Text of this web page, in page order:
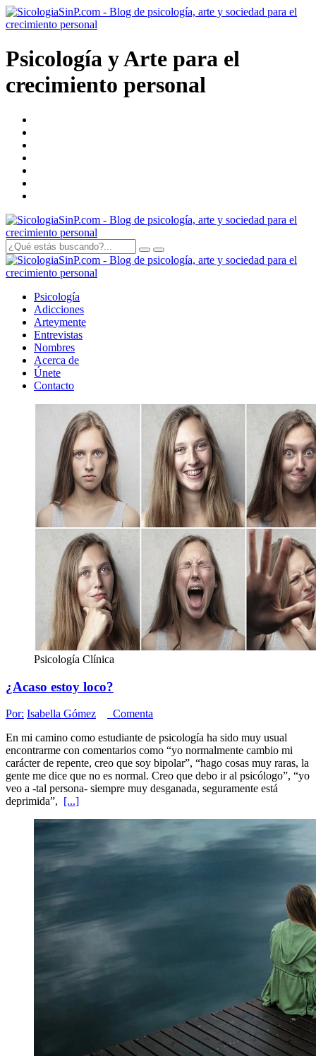
Psicología y Arte para el
crecimiento personal
Psicología
Adicciones
Arteymente
Entrevistas
Nombres
Acerca de
Únete
Contacto
Psicología Clínica
¿Acaso estoy loco?
Por: Isabella Gómez
Comenta
En mi camino como estudiante de psicología ha sido muy usual
encontrarme con comentarios como “yo normalmente cambio mi
carácter de repente, creo que soy bipolar”, “hago cosas muy raras, la
gente me dice que no es normal. Creo que debo ir al psicólogo”, “yo
veo a -tal persona- siempre muy desganada, seguramente está
deprimida”, [...]